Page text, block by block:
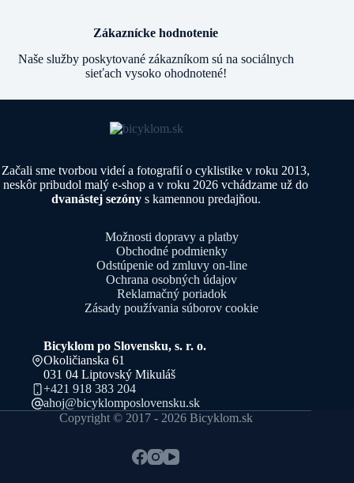
Zákaznícke hodnotenie
Naše služby poskytované zákazníkom sú na sociálnych
sieťach vysoko ohodnotené!
Začali sme tvorbou videí a fotografií o cyklistike v roku 2013,
neskôr pribudol malý e-shop a v roku 2026 vchádzame už do
dvanástej sezónys kamennou predajňou.
Možnosti dopravy a platby
Obchodné podmienky
Odstúpenie od zmluvy on-line
Ochrana osobných údajov
Reklamačný poriadok
Zásady používania súborov cookie
Bicyklom po Slovensku, s. r. o.
Okoličianska 61
031 04 Liptovský Mikuláš
+421 918 383 204
ahoj@bicyklomposlovensku.sk
Copyright © 2017 - 2026 Bicyklom.sk